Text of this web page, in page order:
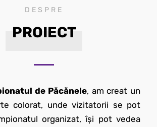
DESPRE
PROIECT
de Păcănele, am creat un
colorat, unde vizitatorii se pot
organizat, își pot vedea